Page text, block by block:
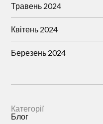
Травень 2024
Квітень 2024
Березень 2024
Категорії
Блог